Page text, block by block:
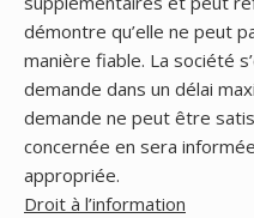
démontre qu’elle ne peut
manière fiable. La société
demande dans un délai
demande ne peut être
concernée en sera
appropriée.
Droit à l’information